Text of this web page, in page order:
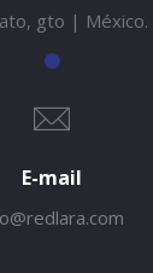
gto | México.
E-mail